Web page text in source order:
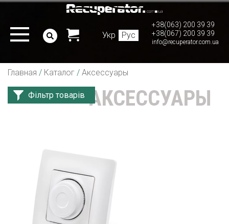
Укр Рус
+38(063) 200 39 39
+38(067) 200 39 39
info@recuperator.com.ua
Главная / Каталог / Аксессуары
АКСЕССУАРЫ
Фільтр товарів